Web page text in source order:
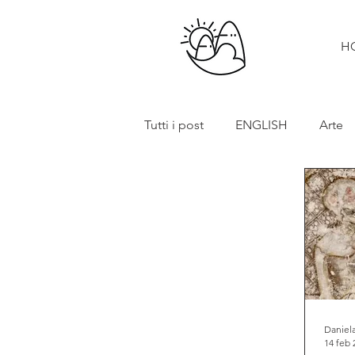
Tutti i post ENGLISH Arte
Turismo
Mostre
14 feb